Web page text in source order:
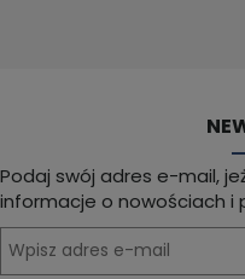
Podaj swój adres e-mail,
informacje o nowościach i